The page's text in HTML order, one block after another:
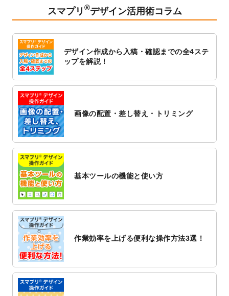
追加しました。
2023/1/13
4月始まりのカレンダーデザインテンプレー
2023/1/5
スタンプカードのデザインテンプレート
追加しました。
2022/12/26
止のお知らせ
2022/12/16
トを公開いたしました。
2022/12/1
2022/11/25
【新商品】封筒が作成できるようになりま
2022/11/25
【新商品】クリアファイルが作成できるよ
2022/11/4
しました。
2022/10/26
レートを追加しました。
2022/10/26
追加しました。
2022/10/20
スマプリ ®デザイン活用術コラム
デザイン作成から入稿・確認までの全4ステ
ップを解説！
画像の配置・差し替え・トリミング
基本ツールの機能と使い方
作業効率を上げる便利な操作方法3選！